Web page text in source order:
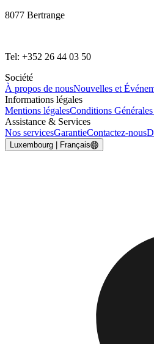
8077 Bertrange
Tel: +352 26 44 03 50
Société
À propos de nousNouvelles et
Informations légales
Mentions légalesConditions
Assistance & Services
Nos servicesGarantieContactez-nous
Luxembourg | Français